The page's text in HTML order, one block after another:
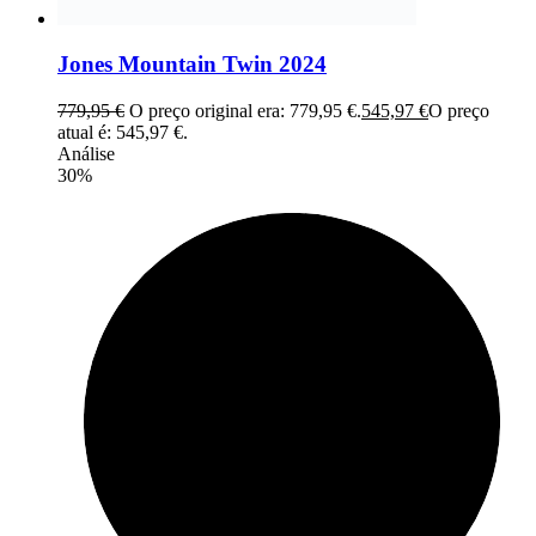
Jones Mountain Twin 2024
779,95€ O preço original era: 779,95 €.545,97 €O preço
atual é: 545,97 €.
Análise
30%